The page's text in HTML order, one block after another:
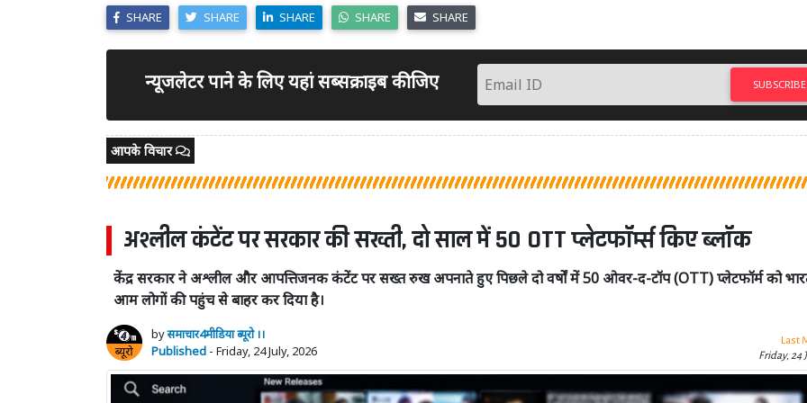
SHARE SHARE SHARE SHARE SHARE
न्यूजलेटर पाने के लिए यहां सब्सक्राइब कीजिए SUBSCRIBE
आपके विचार
अश्लील कंटेंट पर सरकार की सख्ती, दो साल में 50 OTT प्लेटफॉर्म्स किए ब्लॉक
केंद्र सरकार ने अश्लील और आपत्तिजनक कंटेंट पर सख्त रुख अपनाते हुए पिछले दो वर्षों में 50 ओवर-द-टॉप (OTT) प्लेटफॉर्म को
आम लोगों की पहुंच से बाहर कर दिया है।
byसमाचार4मीडिया ब्यूरो ।।
Published - Friday, 24 July, 2026
Last
Friday, 24